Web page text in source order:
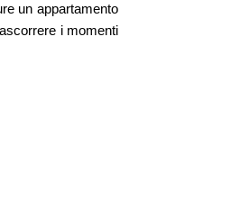
un appartamento
i momenti